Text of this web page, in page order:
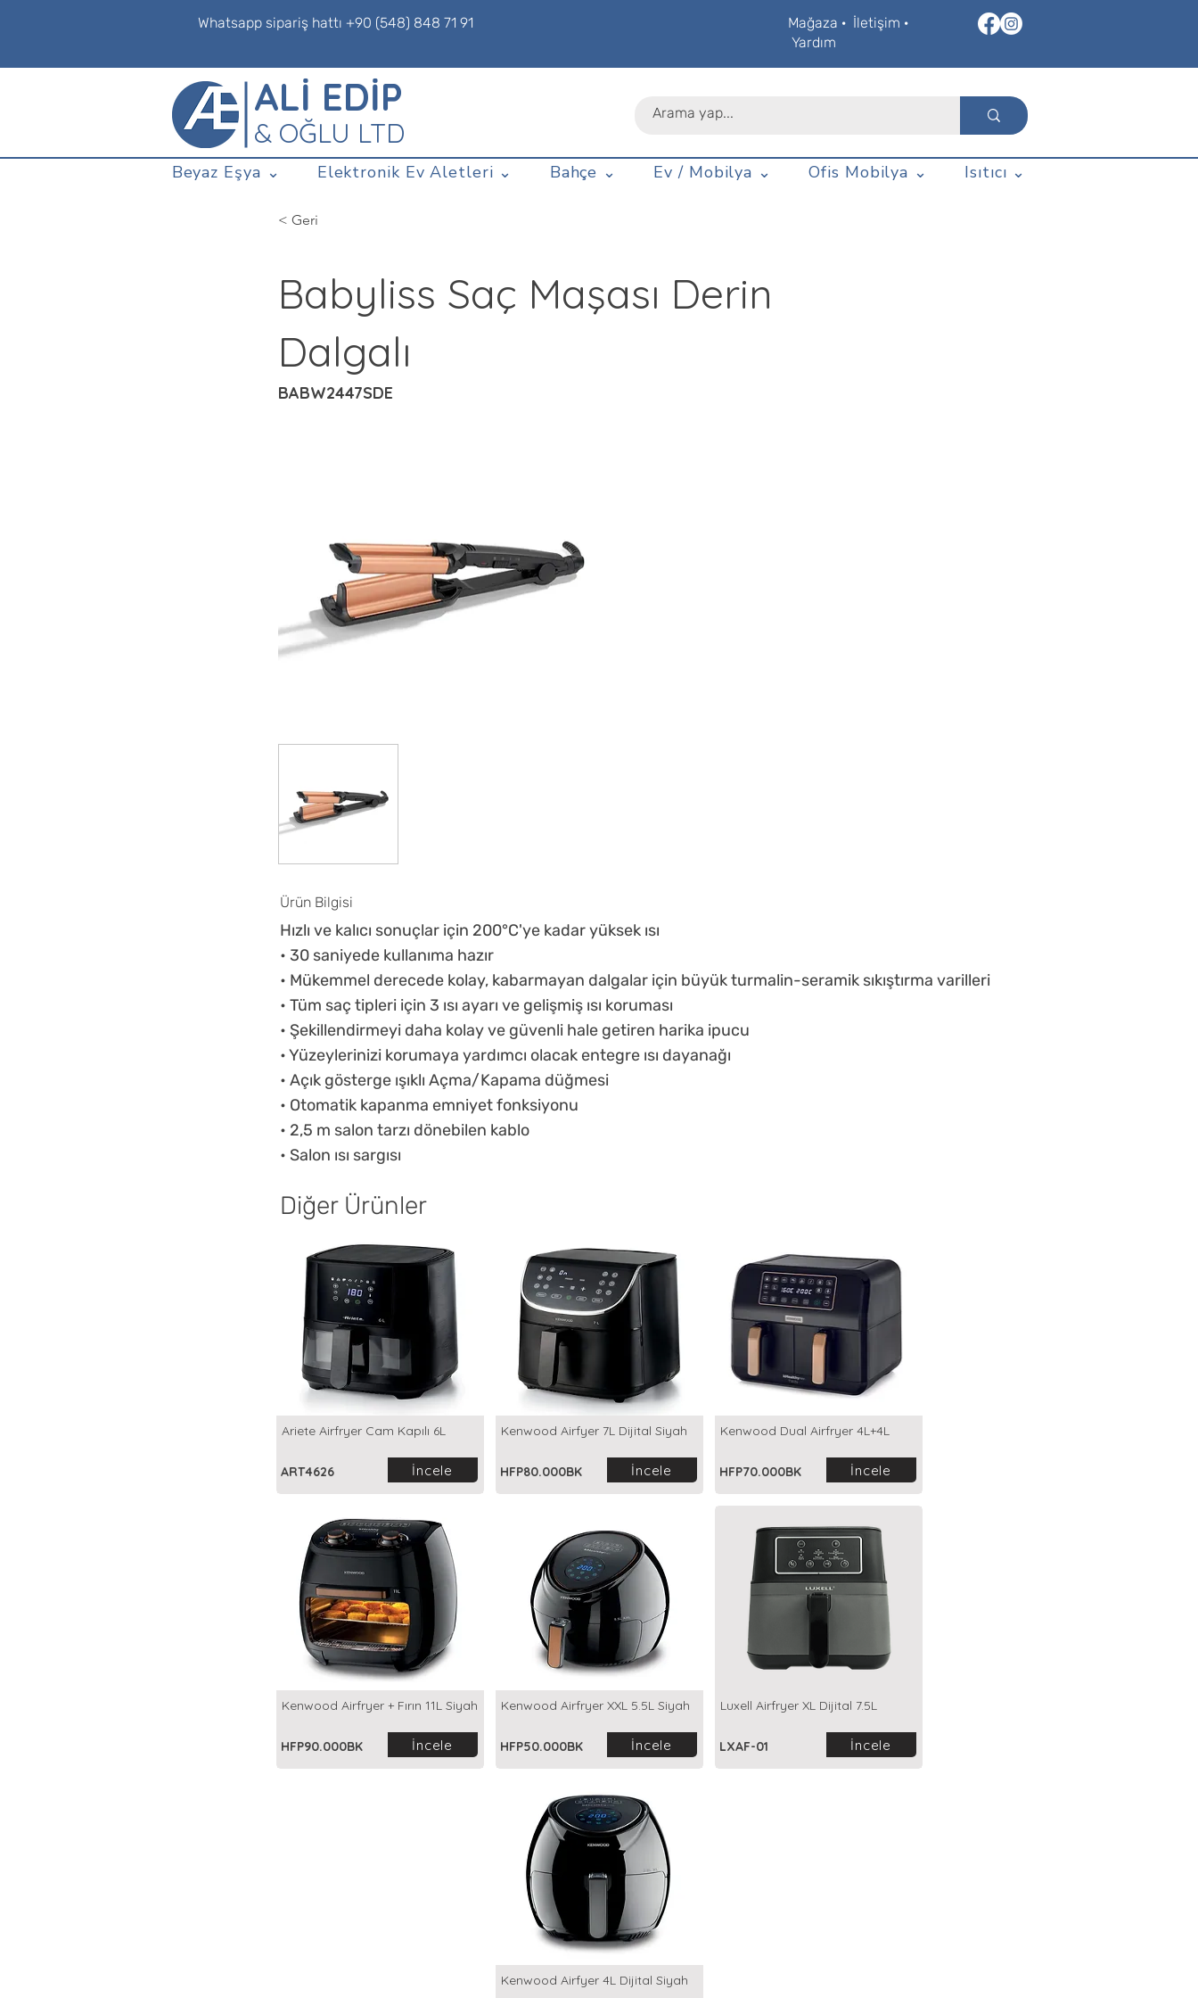
Whatsapp sipariş hattı +90 (548) 848 71 91 Mağaza · İletişim ·
Yardım
ALİ EDİP
& OĞLU LTD
Beyaz Eşya ⌄ Elektronik Ev Aletleri ⌄ Bahçe ⌄ Ev / Mobilya ⌄ Ofis Mobilya ⌄ Isıtıcı ⌄
< Geri
Babyliss Saç Maşası Derin
Dalgalı
BABW2447SDE
Ürün Bilgisi
Hızlı ve kalıcı sonuçlar için 200°C'ye kadar yüksek ısı
• 30 saniyede kullanıma hazır
• Mükemmel derecede kolay, kabarmayan dalgalar için büyük turmalin-seramik sıkıştırma varilleri
• Tüm saç tipleri için 3 ısı ayarı ve gelişmiş ısı koruması
• Şekillendirmeyi daha kolay ve güvenli hale getiren harika ipucu
• Yüzeylerinizi korumaya yardımcı olacak entegre ısı dayanağı
• Açık gösterge ışıklı Açma/Kapama düğmesi
• Otomatik kapanma emniyet fonksiyonu
• 2,5 m salon tarzı dönebilen kablo
• Salon ısı sargısı
Diğer Ürünler
Ariete Airfryer Cam Kapılı 6L
ART4626 İncele
Kenwood Airfryer + Fırın 11L Siyah
HFP90.000BK İncele
Kenwood Airfyer 7L Dijital Siyah
HFP80.000BK İncele
Kenwood Airfryer XXL 5.5L Siyah
HFP50.000BK İncele
Kenwood Dual Airfryer 4L+4L
HFP70.000BK İncele
Luxell Airfryer XL Dijital 7.5L
LXAF-01 İncele
Kenwood Airfyer 4L Dijital Siyah